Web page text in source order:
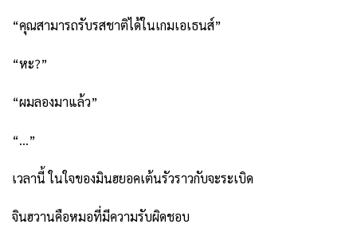
“คุณสามารถรับรสชาติได้ในเกมเอเธนส์”
“หะ?”
“ผมลองมาแล้ว”
“…”
เวลานี้ ในใจของมินฮยอคเต้นรัวราวกับจะระเบิด
จินฮวานคือหมอที่มีความรับผิดชอบ